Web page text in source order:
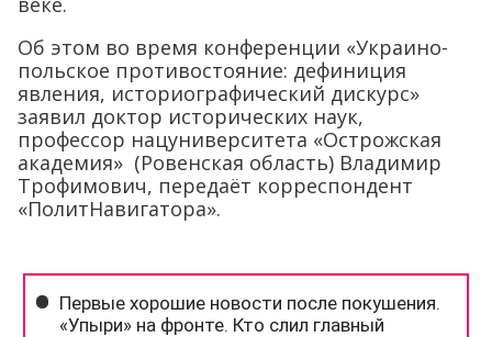
Об этом во время конференции «Украино-
польское противостояние: дефиниция
явления, историографический дискурс»
заявил доктор исторических наук,
профессор нацуниверситета «Острожская
академия» (Ровенская область) Владимир
Трофимович, передаёт корреспондент
«ПолитНавигатора».